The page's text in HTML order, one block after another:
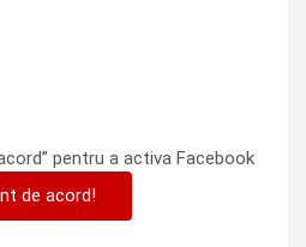
pentru a activa Facebook
de acord!